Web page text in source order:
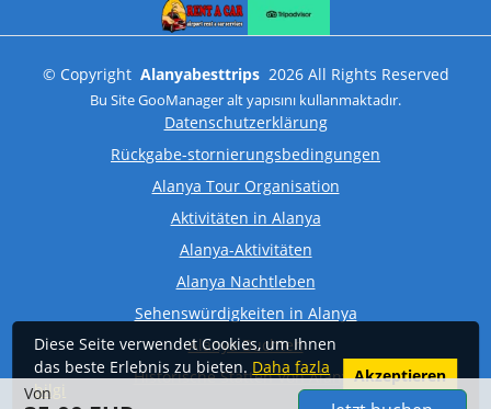
Von
© Copyright Alanyabesttrips 2026 All Rights Reserved
Bu SiteGooManageralt yapısını kullanmaktadır.
Datenschutzerklärung
Rückgabe-stornierungsbedingungen
Alanya Tour Organisation
Aktivitäten in Alanya
Alanya-Aktivitäten
Alanya Nachtleben
Sehenswürdigkeiten in Alanya
Alanya Buchten
Historische Stätten Von Alanya
Diese Seite verwendet Cookies, um Ihnen
das beste Erlebnis zu bieten. Daha fazla
bilgi
Akzeptieren